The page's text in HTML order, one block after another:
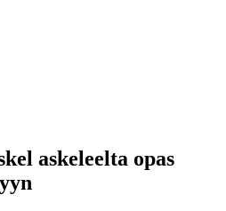
askeleelta opas